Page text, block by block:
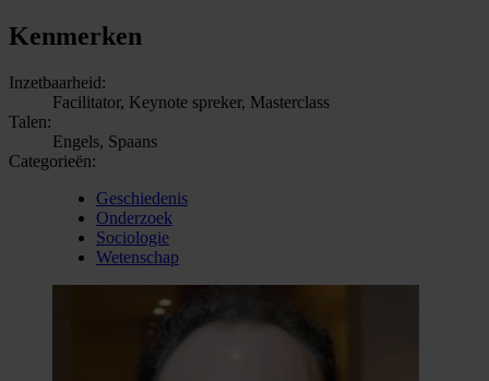
Kenmerken
Inzetbaarheid:
Facilitator, Keynote spreker, Masterclass
Talen:
Engels, Spaans
Categorieën:
Geschiedenis
Onderzoek
Sociologie
Wetenschap